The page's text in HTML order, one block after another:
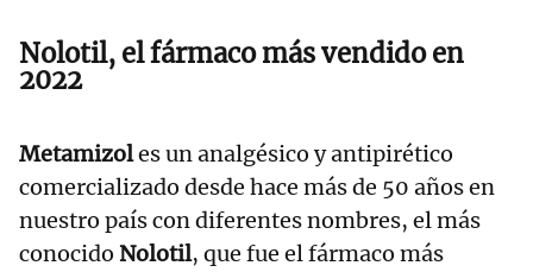
Nolotil, el fármaco más vendido en
2022
Metamizoles un analgésico y antipirético
comercializado desde hace más de 50 años en
nuestro país con diferentes nombres, el más
conocido Nolotil, que fue el fármaco más